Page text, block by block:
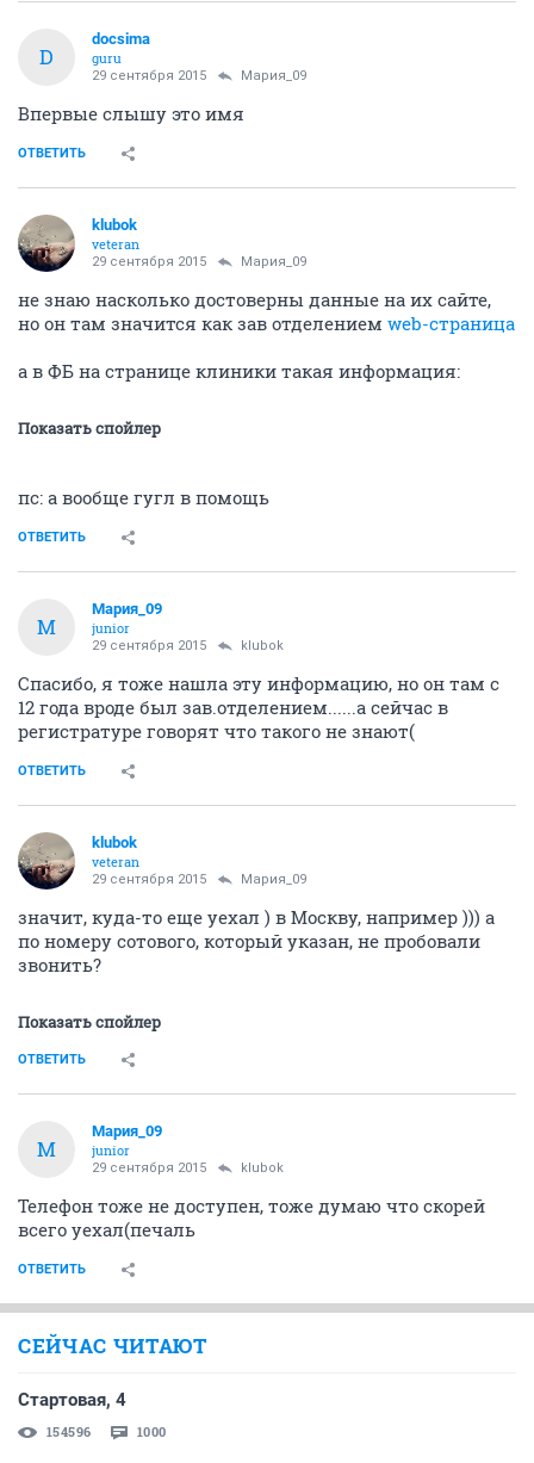
D
docsima
guru
29 сентября 2015 Мария_09
Впервые слышу это имя
ОТВЕТИТЬ
klubok
veteran
29 сентября 2015 Мария_09
не знаю насколько достоверны данные на их сайте,
но он там значится как зав отделением web-страница
а в ФБ на странице клиники такая информация:
Показать спойлер
пс: а вообще гугл в помощь
ОТВЕТИТЬ
М
Мария_09
junior
29 сентября 2015 klubok
Спасибо, я тоже нашла эту информацию, но он там с
12 года вроде был зав.отделением......а сейчас в
регистратуре говорят что такого не знают(
ОТВЕТИТЬ
klubok
veteran
29 сентября 2015 Мария_09
значит, куда-то еще уехал ) в Москву, например ))) а
по номеру сотового, который указан, не пробовали
звонить?
Показать спойлер
ОТВЕТИТЬ
М
Мария_09
junior
29 сентября 2015 klubok
Телефон тоже не доступен, тоже думаю что скорей
всего уехал(печаль
ОТВЕТИТЬ
СЕЙЧАС ЧИТАЮТ
Стартовая, 4
154596 1000